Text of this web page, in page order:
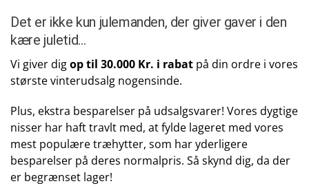
Det er ikke kun julemanden, der giver gaver i den
kære juletid…
Vi giver digop til 30.000 Kr. i rabat på din ordre i vores
største vinterudsalg nogensinde.
Plus, ekstra besparelser på udsalgsvarer! Vores dygtige
nisser har haft travlt med, at fylde lageret med vores
mest populære træhytter, som har yderligere
besparelser på deres normalpris. Så skynd dig, da der
er begrænset lager!